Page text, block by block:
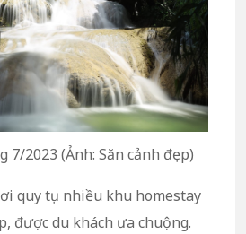
7/2023 (Ảnh: Săn cảnh đẹp)
quy tụ nhiều khu homestay
được du khách ưa chuộng.